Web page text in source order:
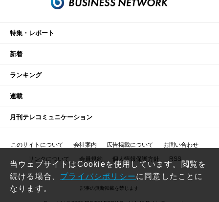
特集・レポート
新着
ランキング
連載
月刊テレコミュニケーション
このサイトについて 会社案内 広告掲載について お問い合わせ
リンクについて 会員規約 個人情報保護方針 RSS
記事の無断転載を禁じます
当ウェブサイトはCookieを使用しています。閲覧を
続ける場合、 プライバシポリシーに同意したことに
なります。